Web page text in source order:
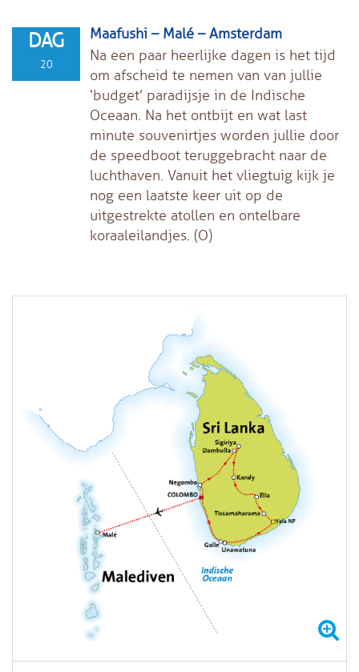
DAG
20
Maafushi – Malé – Amsterdam
Na een paar heerlijke dagen is het tijd
om afscheid te nemen van van jullie
‘budget’ paradijsje in de Indische
Oceaan. Na het ontbijt en wat last
minute souvenirtjes worden jullie door
de speedboot teruggebracht naar de
luchthaven. Vanuit het vliegtuig kijk je
nog een laatste keer uit op de
uitgestrekte atollen en ontelbare
koraaleilandjes. (O)